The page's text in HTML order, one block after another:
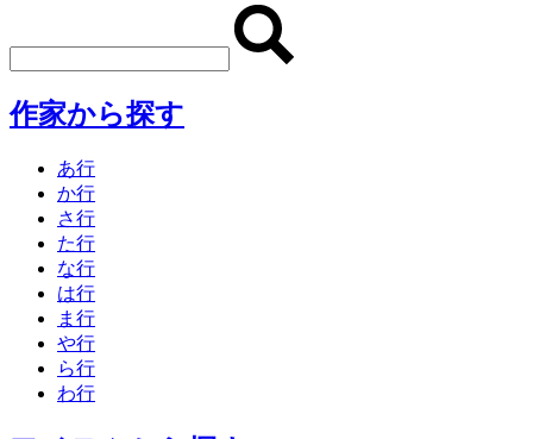
作家から探す
あ行
か行
さ行
た行
な行
は行
ま行
や行
ら行
わ行